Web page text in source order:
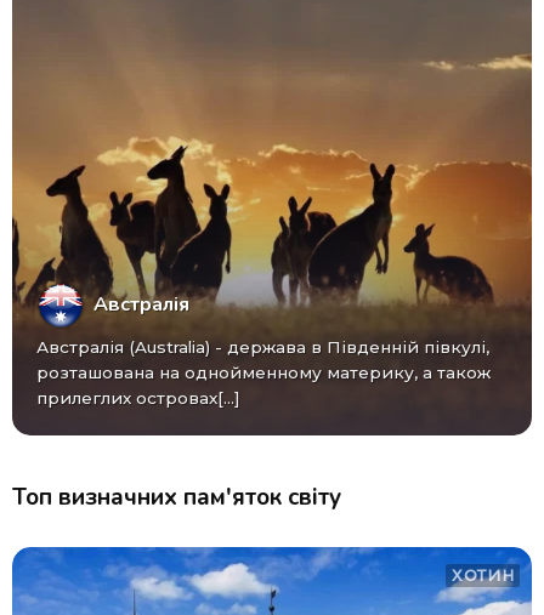
Австралія
Австралія (Australia) - ​​держава в Південній півкулі,
розташована на однойменному материку, а також
прилеглих островах[...]
Топ визначних пам'яток світу
ХОТИН